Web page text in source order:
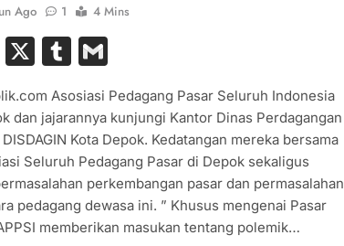
Ago 1 4 Mins
Copy
X Tumblr
Asosiasi Pedagang Pasar Seluruh Indonesia
dan jajarannya kunjungi Kantor Dinas Perdagangan
Kota Depok. Kedatangan mereka bersama
Seluruh Pedagang Pasar di Depok sekaligus
perkembangan pasar dan permasalahan
pedagang dewasa ini. ” Khusus mengenai Pasar
memberikan masukan tentang polemik…